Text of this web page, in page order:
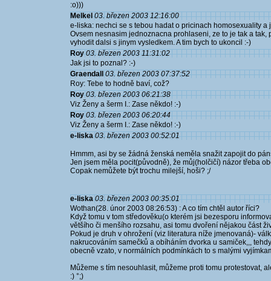
:o)))
Melkel 03. březen 2003 12:16:00
e-liska: nechci se s tebou hadat o pricinach homosexuality
Ovsem nesnasim jednoznacna prohlaseni, ze to je tak a
vyhodit dalsi s jinym vysledkem. A tim bych to ukoncil :-)
Roy 03. březen 2003 11:31:02
Jak jsi to poznal? :-)
Graendall 03. březen 2003 07:37:52
Roy: Tebe to hodně baví, což?
Roy 03. březen 2003 06:21:38
Viz Ženy a šerm I.: Zase někdo! :-)
Roy 03. březen 2003 06:20:44
Viz Ženy a šerm I.: Zase někdo! :-)
e-liska 03. březen 2003 00:52:01
Hmmm, asi by se žádná ženská neměla snažit zapojit do
Jen jsem měla pocit(původně), že můj(holčičí) názor třeba
Copak nemůžete být trochu milejší, hoši? ;/
e-liska 03. březen 2003 00:35:01
Wothan(28. únor 2003 08:26:53) : A co tím chtěl autor říci?
Když tomu v tom středověku(o kterém jsi bezesporu
většího či menšího rozsahu, asi tomu dvoření nějakou část
Pokud je druh v ohrožení (viz literatura níže jmenovaná)-
nakrucováním samečků a obíháním dvorka u samiček,,,
obecně vzato, v normálních podmínkách to s malými
Můžeme s tím nesouhlasit, můžeme proti tomu protestovat,
:) °;)